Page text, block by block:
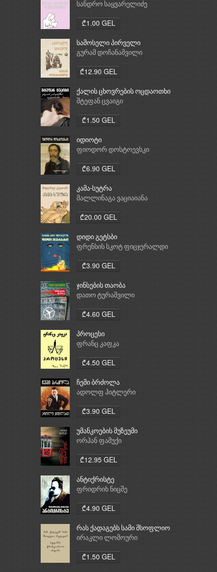
სანდრო საყვარელიძე
₾1.00 GEL
სამოსელი პირველი
გურამ დოჩანაშვილი
₾12.90 GEL
ქალის ცხოვრების ოცდაოთხი
საათი
შტეფან ცვაიგი
₾1.50 GEL
იდიოტი
ფიოდორ დოსტოევსკი
₾6.90 GEL
კამა-სუტრა
მალლინაგა ვაციაიანა
₾20.00 GEL
დიდი გეტსბი
ფრენსის სკოტ ფიცჯერალდი
₾3.90 GEL
ჯინსების თაობა
დათო ტურაშვილი
₾4.60 GEL
პროცესი
ფრანც კაფკა
₾4.50 GEL
ჩემი ბრძოლა
ადოლფ ჰიტლერი
₾3.90 GEL
უმანკოების მუზეუმი
ორჰან ფამუქი
₾12.95 GEL
ანტიქრისტე
ფრიდრიხ ნიცშე
₾4.90 GEL
რას ქადაგებს სამი მსოფლიო
რელიგია: ბუდიზმი,
ირაკლი ლომოური
₾1.50 GEL